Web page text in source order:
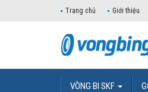
Trang chủ Giới thiệu
VÒNG BI SKF